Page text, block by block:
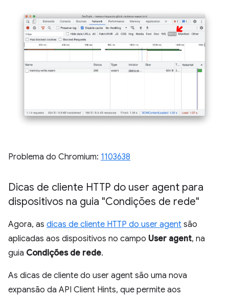
Problema do Chromium: 1103638
Dicas de cliente HTTP do user agent para
dispositivos na guia "Condições de rede"
Agora, as dicas de cliente HTTP do user agent são
aplicadas aos dispositivos no campo User agent, na
guia Condições de rede.
As dicas de cliente do user agent são uma nova
expansão da API Client Hints, que permite aos